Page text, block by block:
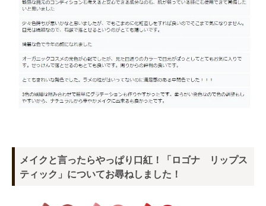
メイクと言ったらやっぱり口紅！「ロゴナ リップス
ティック」についてお尋ねしました！